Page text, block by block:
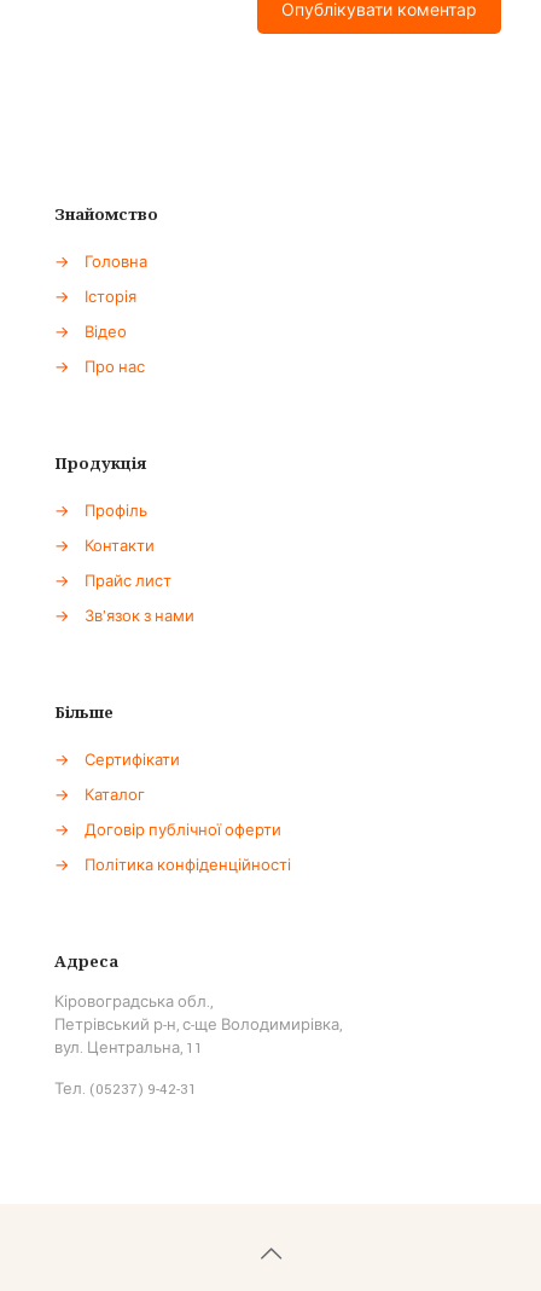
Знайомство
→
Головна
→
Історія
→
Відео
→
Про нас
Продукція
→
Профіль
→
Контакти
→
Прайс лист
→
Зв'язок з нами
Більше
→
Сертифікати
→
Каталог
→
Договір публічної оферти
→
Політика конфіденційності
Адреса
Кіровоградська обл.,
Петрівський р-н, с-ще Володимирівка,
вул. Центральна, 11
Тел. (05237) 9-42-31